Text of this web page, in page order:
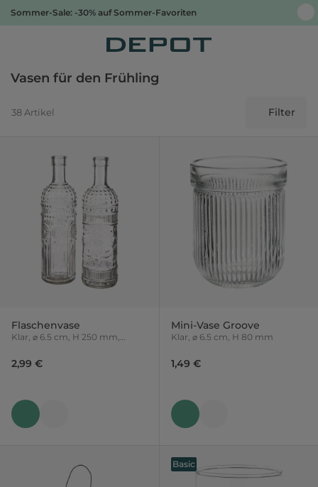
Sommer-Sale: -30% auf Sommer-Favoriten
Vasen für den Frühling
38 Artikel Filter
Flaschenvase
Klar, ⌀ 6.5 cm, H 250 mm,
2,99 €
Mini-Vase Groove
Klar, ⌀ 6.5 cm, H 80 mm
1,49 €
Basic